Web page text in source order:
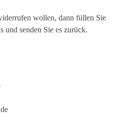
wollen, dann füllen Sie
und senden Sie es zurück.